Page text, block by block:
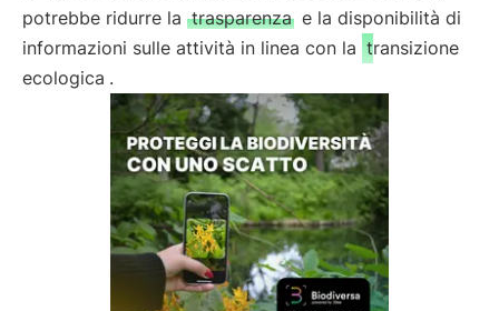
potrebbe ridurre la trasparenza e la disponibilità di
informazioni sulle attività in linea con la transizione
ecologica .